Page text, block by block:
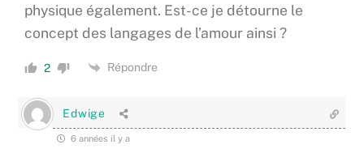
physique également. Est-ce je détourne le
concept des langages de l’amour ainsi ?
2 Répondre
Edwige
6 années il y a